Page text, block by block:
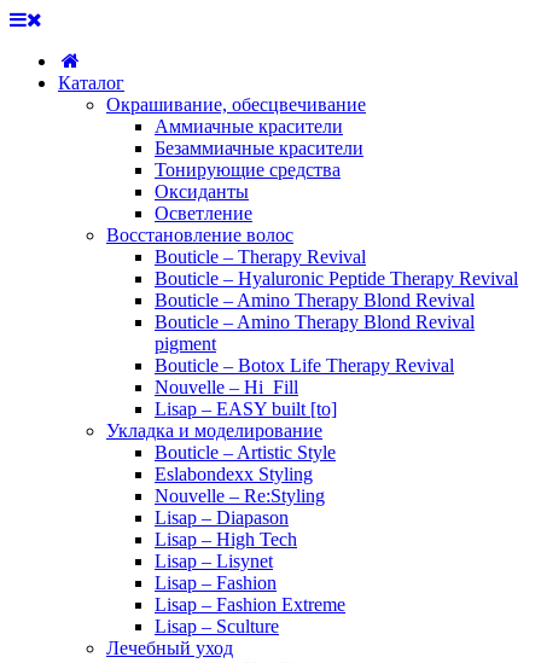
Каталог
Окрашивание, обесцвечивание
Аммиачные красители
Безаммиачные красители
Тонирующие средства
Оксиданты
Осветление
Восстановление волос
Bouticle – Therapy Revival
Bouticle – Hyaluronic Peptide Therapy Revival
Bouticle – Amino Therapy Blond Revival
Bouticle – Amino Therapy Blond Revival
pigment
Bouticle – Botox Life Therapy Revival
Nouvelle – Hi_Fill
Lisap – EASY built [to]
Укладка и моделирование
Bouticle – Artistic Style
Eslabondexx Styling
Nouvelle – Re:Styling
Lisap – Diapason
Lisap – High Tech
Lisap – Lisynet
Lisap – Fashion
Lisap – Fashion Extreme
Lisap – Sculture
Лечебный уход